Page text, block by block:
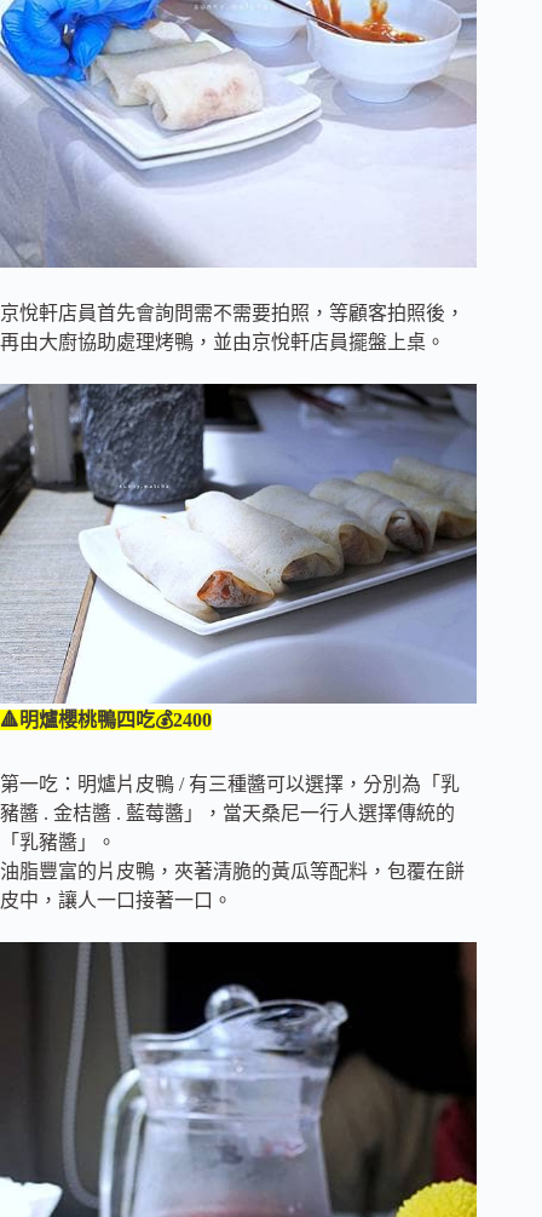
京悅軒店員首先會詢問需不需要拍照，等顧客拍照後，
再由大廚協助處理烤鴨，並由京悅軒店員擺盤上桌。
🔺明爐櫻桃鴨四吃💰2400
第一吃：明爐片皮鴨 / 有三種醬可以選擇，分別為「乳
豬醬 . 金桔醬 . 藍莓醬」，當天桑尼一行人選擇傳統的
「乳豬醬」。
油脂豐富的片皮鴨，夾著清脆的黃瓜等配料，包覆在餅
皮中，讓人一口接著一口。